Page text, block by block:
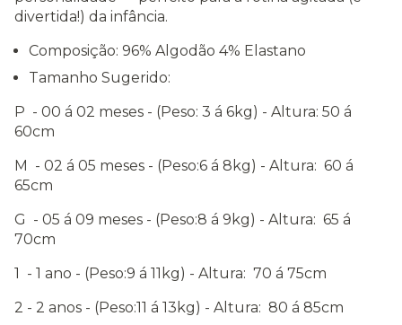
divertida!) da infância.
Composição: 96% Algodão 4% Elastano
Tamanho Sugerido:
P - 00 á 02 meses - (Peso: 3 á 6kg) - Altura: 50 á
60cm
M - 02 á 05 meses - (Peso:6 á 8kg) - Altura: 60 á
65cm
G - 05 á 09 meses - (Peso:8 á 9kg) - Altura: 65 á
70cm
1 - 1 ano - (Peso:9 á 11kg) - Altura: 70 á 75cm
2 - 2 anos - (Peso:11 á 13kg) - Altura: 80 á 85cm